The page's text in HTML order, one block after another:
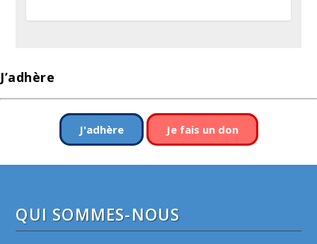
J’adhère
J'adhère Je fais un don
QUI SOMMES-NOUS